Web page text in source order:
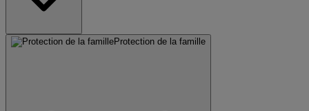
Protection de la famille